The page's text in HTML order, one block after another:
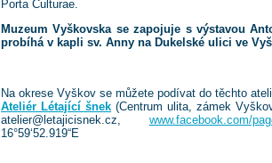
Porta Culturae.
Muzeum Vyškovska se zapojuje s výstavou
probíhá v kapli sv. Anny na Dukelské ulici ve
Na okrese Vyškov se můžete podívat do těchto
Ateliér Létající šnek (Centrum ulita, zámek
atelier@letajicisnek.cz, www.facebook.com/
16°59‘52.919“E